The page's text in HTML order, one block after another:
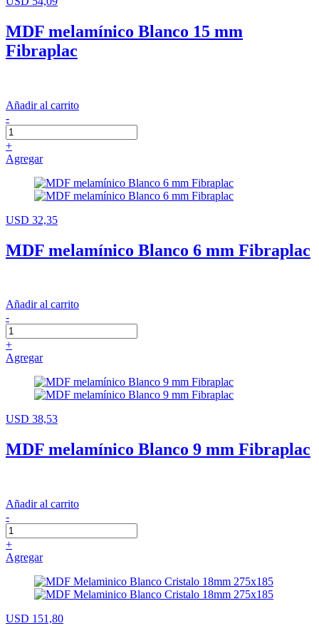
MDF melamínico Blanco 15 mm
Fibraplac
Añadir al carrito
-
+
Agregar
USD 32,35
MDF melamínico Blanco 6 mm Fibraplac
Añadir al carrito
-
+
Agregar
USD 38,53
MDF melamínico Blanco 9 mm Fibraplac
Añadir al carrito
-
+
Agregar
USD 151,80